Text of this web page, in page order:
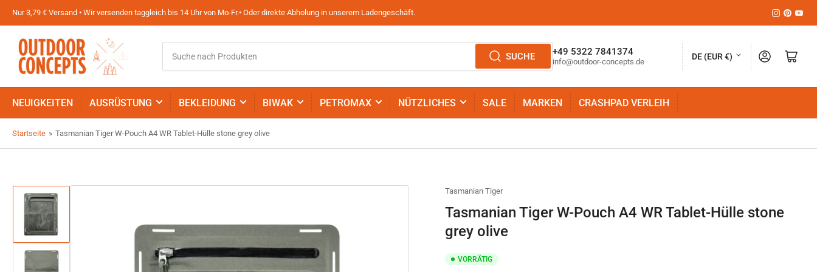
Nur 3,79 € Versand • Wir versenden taggleich bis 14 Uhr von Mo-Fr.• Oder direkte Abholung in unserem Ladengeschäft. Instagram
Pinterest
nach
Produkten
SUCHE +49 5322 7841374
info@outdoor-concepts.de
L
n
R
o
DE (EUR €) AnmeldenMini-Warenkorb öffnen
NEUIGKEITEN AUSRÜSTUNG BEKLEIDUNG BIWAK PETROMAX NÜTZLICHES SALE MARKEN CRASHPAD VERLEIH
Startseite » Tasmanian Tiger W-Pouch A4 WR Tablet-Hülle stone grey olive
Bild
in
Galerieansicht
1
laden
Tasmanian Tiger
Tasmanian Tiger W-Pouch A4 WR Tablet-Hülle stone
grey olive
VORRÄTIG